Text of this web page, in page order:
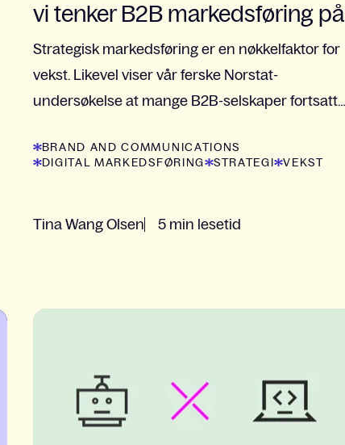
vi tenker B2B markedsføring på
Strategisk markedsføring er en nøkkelfaktor for
vekst. Likevel viser vår ferske Norstat-
undersøkelse at mange B2B-selskaper fortsatt
som en strategisk...
BRAND AND COMMUNICATIONS
DIGITAL MARKEDSFØRING
STRATEGI VEKST
Tina Wang Olsen 5 min lesetid